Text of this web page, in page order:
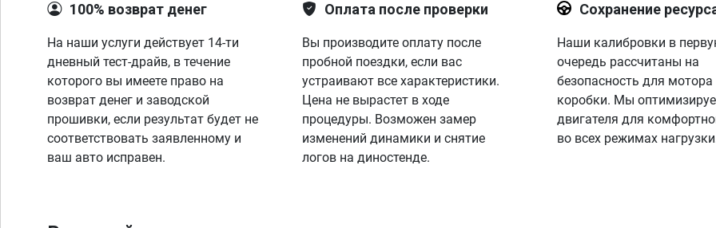
100% возврат денег
На наши услуги действует 14-ти
дневный тест-драйв, в течение
которого вы имеете право на
возврат денег и заводской
прошивки, если результат будет не
соответствовать заявленному и
ваш авто исправен.
Оплата после проверки
Вы производите оплату после
пробной поездки, если вас
устраивают все характеристики.
Цена не вырастет в ходе
процедуры. Возможен замер
изменений динамики и снятие
логов на диностенде.
Сохранение
Наши калибровки в
очередь рассчитаны на
безопасность для мотора
коробки. Мы
двигателя для
во всех режимах